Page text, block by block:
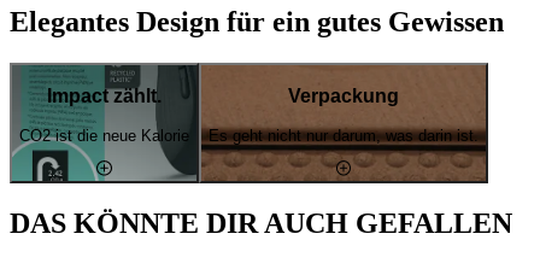
Elegantes Design für ein gutes Gewissen
Impact zählt.
CO2 ist die neue Kalorie
Verpackung
Es geht nicht nur darum, was darin ist.
DAS KÖNNTE DIR AUCH GEFALLEN